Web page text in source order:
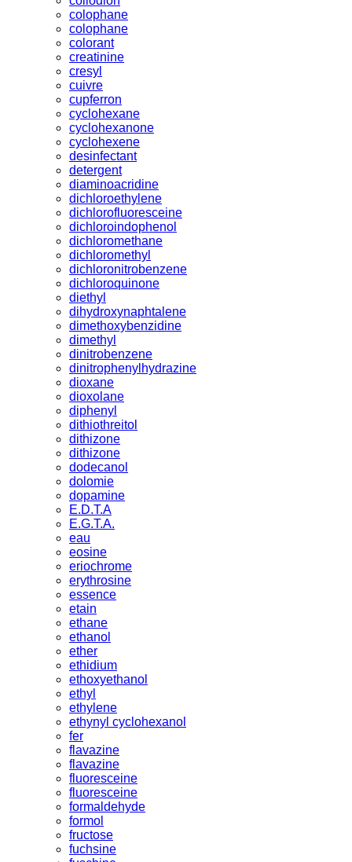
colophane
colophane
colorant
creatinine
cresyl
cuivre
cupferron
cyclohexane
cyclohexanone
cyclohexene
desinfectant
detergent
diaminoacridine
dichloroethylene
dichlorofluoresceine
dichloroindophenol
dichloromethane
dichloromethyl
dichloronitrobenzene
dichloroquinone
diethyl
dihydroxynaphtalene
dimethoxybenzidine
dimethyl
dinitrobenzene
dinitrophenylhydrazine
dioxane
dioxolane
diphenyl
dithiothreitol
dithizone
dithizone
dodecanol
dolomie
dopamine
E.D.T.A
E.G.T.A.
eau
eosine
eriochrome
erythrosine
essence
etain
ethane
ethanol
ether
ethidium
ethoxyethanol
ethyl
ethylene
ethynyl cyclohexanol
fer
flavazine
flavazine
fluoresceine
fluoresceine
formaldehyde
formol
fructose
fuchsine